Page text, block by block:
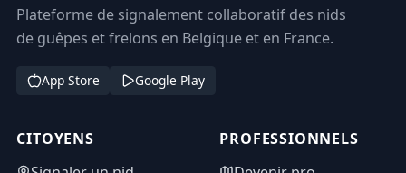
Plateforme de signalement collaboratif des nids
de guêpes et frelons en Belgique et en France.
App Store Google Play
CITOYENS
PROFESSIONNELS